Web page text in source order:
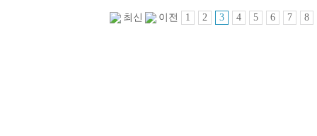
최신 이전 1 2 3 4 5 6 7 8